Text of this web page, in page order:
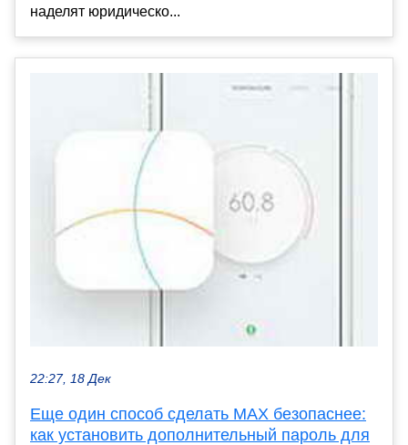
наделят юридическо...
22:27, 18 Дек
Еще один способ сделать MAX безопаснее:
как установить дополнительный пароль для